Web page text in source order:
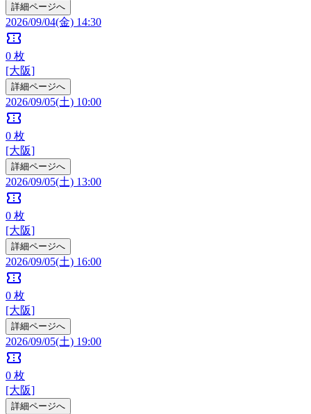
詳細ページへ
2026/09/04(金) 14:30
confirmation_number
0 枚
[大阪]
詳細ページへ
2026/09/05(土) 10:00
confirmation_number
0 枚
[大阪]
詳細ページへ
2026/09/05(土) 13:00
confirmation_number
0 枚
[大阪]
詳細ページへ
2026/09/05(土) 16:00
confirmation_number
0 枚
[大阪]
詳細ページへ
2026/09/05(土) 19:00
confirmation_number
0 枚
[大阪]
詳細ページへ